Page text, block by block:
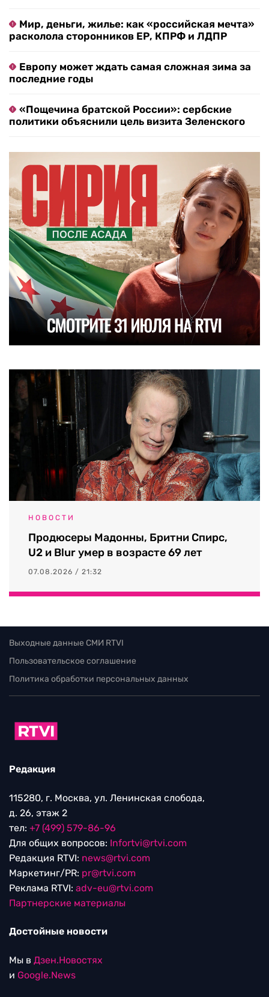
Мир, деньги, жилье: как «российская мечта»
расколола сторонников ЕР, КПРФ и ЛДПР
Европу может ждать самая сложная зима за
последние годы
«Пощечина братской России»: сербские
политики объяснили цель визита Зеленского
НОВОСТИ
Продюсеры Мадонны, Бритни Спирс,
U2 и Blur умер в возрасте 69 лет
07.08.2026 / 21:32
Выходные данные СМИ RTVI
Пользовательское соглашение
Политика обработки персональных данных
Редакция
115280, г. Москва, ул. Ленинская слобода,
д. 26, этаж 2
тел: +7 (499) 579-86-96
Для общих вопросов: Infortvi@rtvi.com
Редакция RTVI: news@rtvi.com
Маркетинг/PR: pr@rtvi.com
Реклама RTVI: adv-eu@rtvi.com
Партнерские материалы
Достойные новости
Мы в Дзен.Новостях
и Google.News